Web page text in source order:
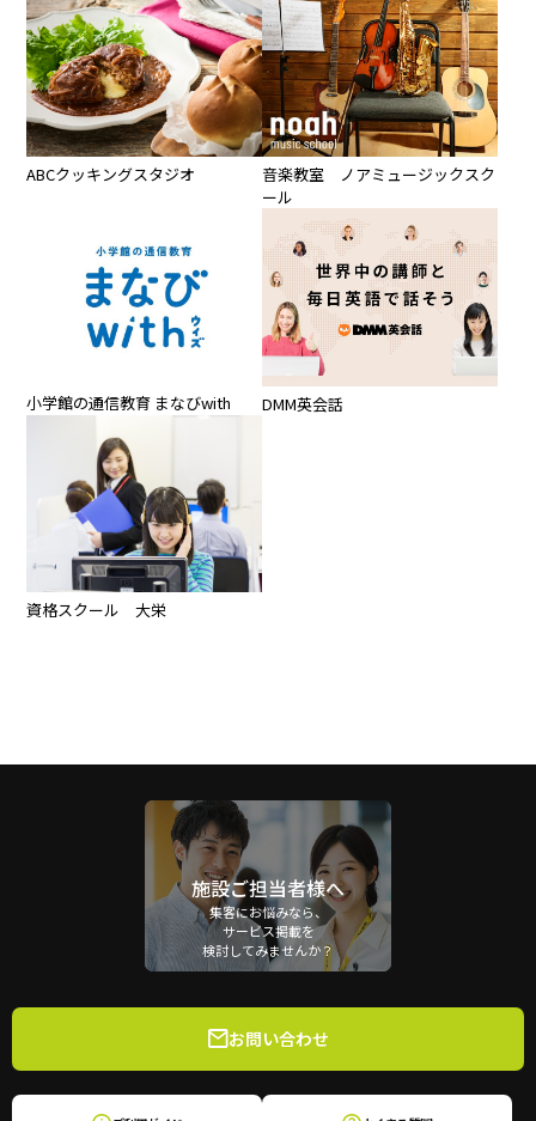
ABCクッキングスタジオ
音楽教室 ノアミュージックスク
ール
小学館の通信教育 まなびwith DMM英会話
資格スクール 大栄
施設ご担当者様へ
集客にお悩みなら、
サービス掲載を
検討してみませんか？
お問い合わせ